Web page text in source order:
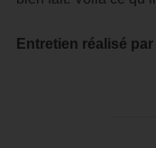
Entretien réalisé